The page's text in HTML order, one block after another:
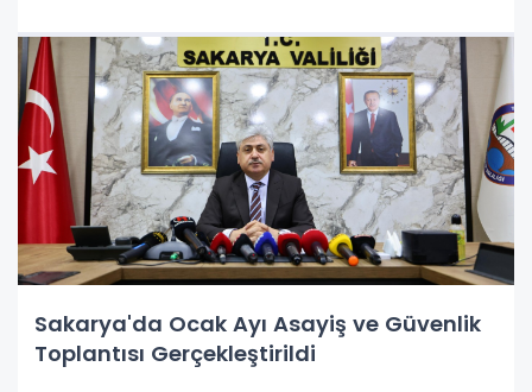
Sakarya'da Ocak Ayı Asayiş ve Güvenlik
Toplantısı Gerçekleştirildi